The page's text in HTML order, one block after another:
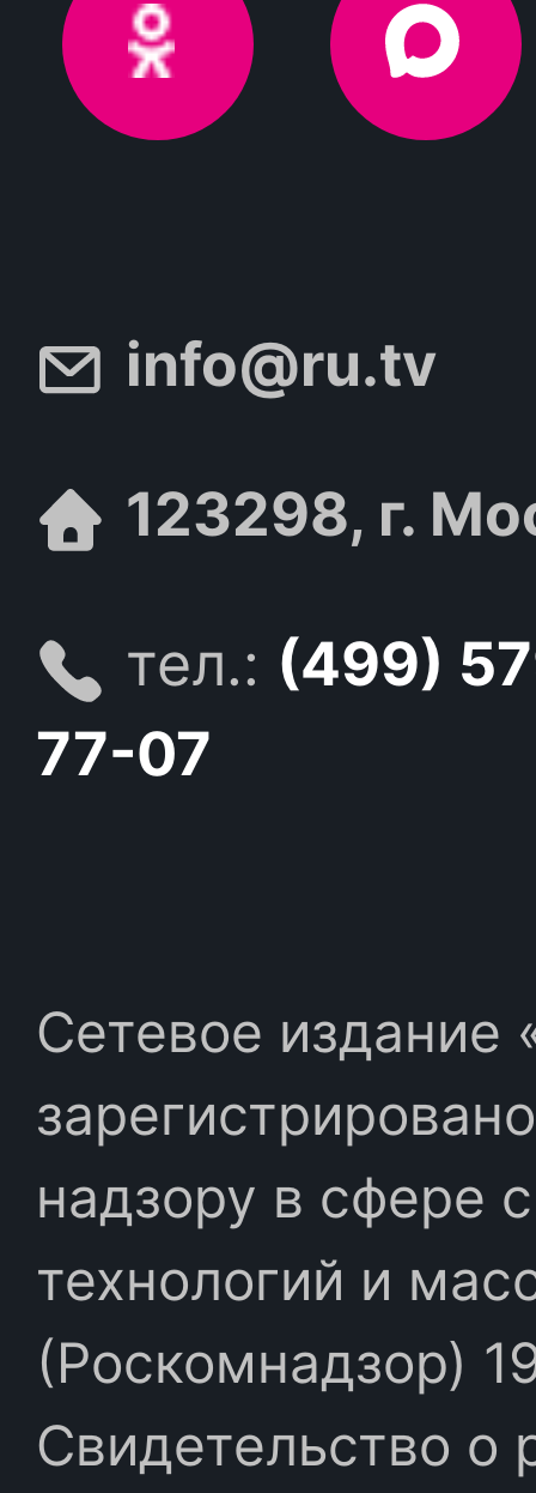
info@ru.tv
123298, г.
тел.: (499)
77-07
Сетевое издание
надзору в сфере
технологий и
(Роскомнадзор)
Свидетельство